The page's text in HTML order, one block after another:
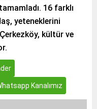
16 farklı
yeteneklerini
kültür ve
Kanalımız